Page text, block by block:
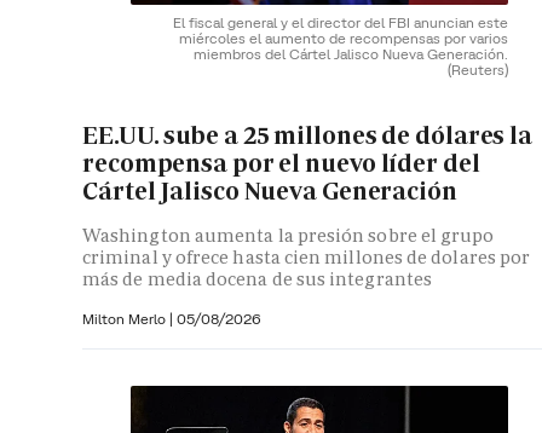
El fiscal general y el director del FBI anuncian este
miércoles el aumento de recompensas por varios
miembros del Cártel Jalisco Nueva Generación.
(Reuters)
EE.UU. sube a 25 millones de dólares la
recompensa por el nuevo líder del
Cártel Jalisco Nueva Generación
Washington aumenta la presión sobre el grupo
criminal y ofrece hasta cien millones de dolares por
más de media docena de sus integrantes
Milton Merlo | 05/08/2026